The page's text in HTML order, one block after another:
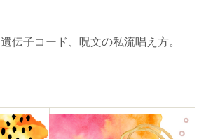
遺伝子コード、呪文の私流唱え方。